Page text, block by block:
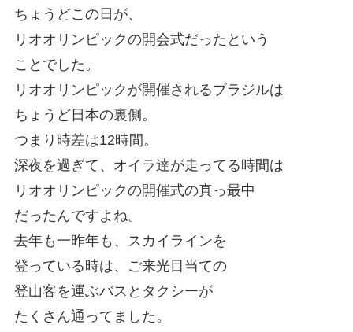
ちょうどこの日が、
リオオリンピックの開会式だったという
ことでした。
リオオリンピックが開催されるブラジルは
ちょうど日本の裏側。
つまり時差は12時間。
深夜を過ぎて、オイラ達が走ってる時間は
リオオリンピックの開催式の真っ最中
だったんですよね。
去年も一昨年も、スカイラインを
登っている時は、ご来光目当ての
登山客を運ぶバスとタクシーが
たくさん通ってました。